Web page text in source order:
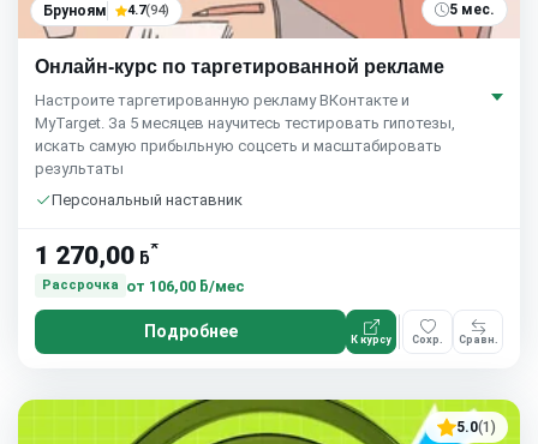
Бруноям 4.7(94) 5 мес.
Онлайн-курс по таргетированной рекламе
Настроите таргетированную рекламу ВКонтакте и
MyTarget. За 5 месяцев научитесь тестировать гипотезы,
искать самую прибыльную соцсеть и масштабировать
результаты
Персональный наставник
1 270,00 ƃ*
Рассрочка от 106,00 ƃ/мес
Подробнее К курсу Сохр. Сравн.
5.0(1)